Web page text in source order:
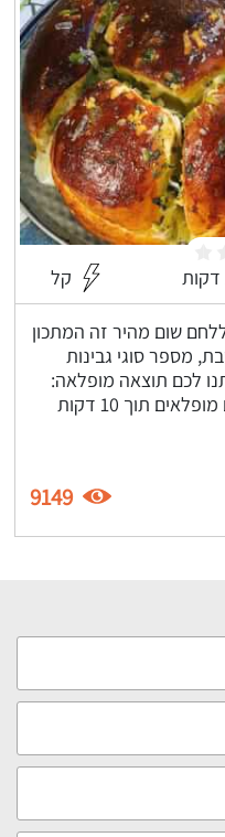
קל
שום מהיר זה המתכון
מספר סוגי גבינות
לכם תוצאה מופלאה:
לחם שום מהיר עם גבינות וטעמים מופלאים תוך 10 דקות
9149